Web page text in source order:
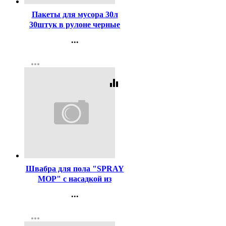
Пакеты для мусора 30л
30штук в рулоне черные
...
Регистрация
more_horiz
equalizer
Швабра для пола "SPRAY
MOP" с насадкой из
распылителем
...
Регистрация
more_horiz